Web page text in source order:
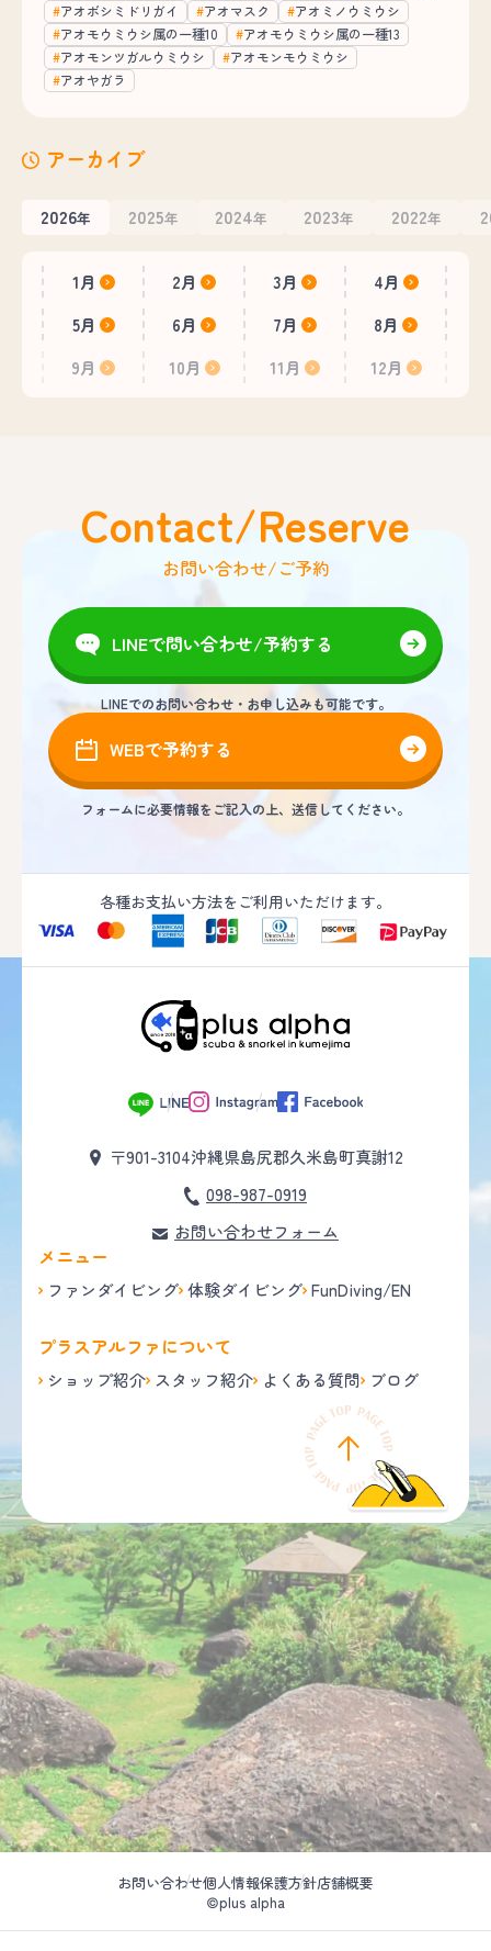
アオボシミドリガイ
アオマスク
アオミノウミウシ
アオモウミウシ属の一種10
アオモウミウシ属の一種13
アオモンツガルウミウシ
アオモンモウミウシ
アオヤガラ
アーカイブ
2026年 2025年 2024年 2023年 2022年
1月 2月 3月
4月
5月
6月 7月
8月
9月
10月 11月 12月
Contact/Reserve
お問い合わせ/ご予約
LINEで問い合わせ/予約する
LINEでのお問い合わせ・お申し込みも可能です。
WEBで予約する
フォームに必要情報をご記入の上、送信してください。
各種お支払い方法をご利用いただけます。
〒901-3104沖縄県島尻郡久米島町真謝12
098-987-0919
お問い合わせフォーム
メニュー
ファンダイビング 体験ダイビング FunDiving/EN
プラスアルファについて
ショップ紹介 スタッフ紹介 よくある質問 ブログ
お問い合わせ個人情報保護方針店舗概要
©plus alpha